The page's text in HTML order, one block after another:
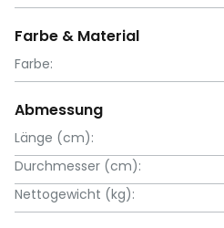
Farbe & Material
Farbe:
Abmessung
Länge (cm):
Durchmesser (cm):
Nettogewicht (kg):